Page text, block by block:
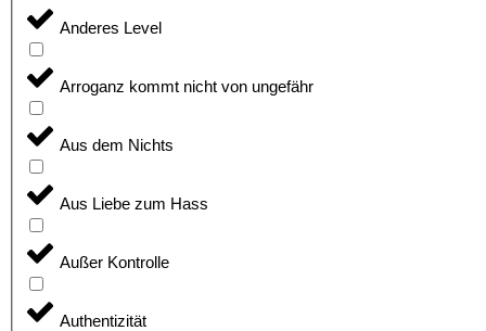
Anderes Level
Arroganz kommt nicht von ungefähr
Aus dem Nichts
Aus Liebe zum Hass
Außer Kontrolle
Authentizität